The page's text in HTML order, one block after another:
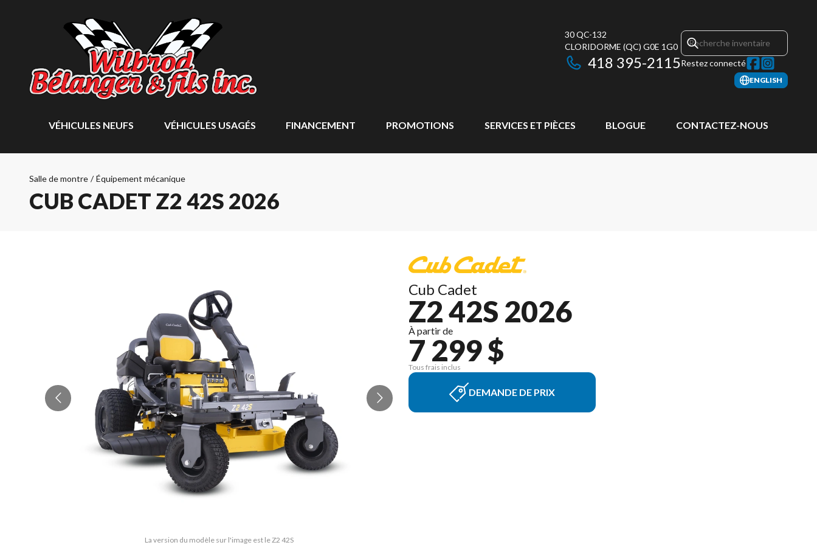
30 QC-132
CLORIDORME (QC) G0E 1G0
418 395-2115Restez connecté
ENGLISH
VÉHICULES NEUFS VÉHICULES USAGÉS FINANCEMENT PROMOTIONS SERVICES ET PIÈCES BLOGUE CONTACTEZ-NOUS
Salle de montre / Équipement mécanique
CUB CADET Z2 42S 2026
La version du modèle sur l'image est le Z2 42S
Cub Cadet
Z2 42S 2026
À partir de
7 299 $
Tous frais inclus
DEMANDE DE PRIX